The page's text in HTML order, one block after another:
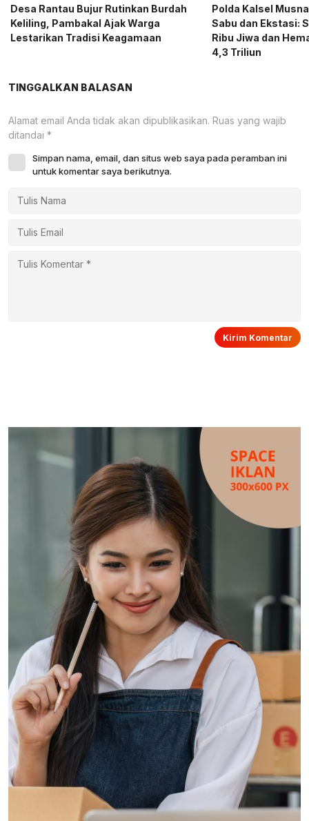
Desa Rantau Bujur Rutinkan Burdah
Keliling, Pambakal Ajak Warga
Lestarikan Tradisi Keagamaan
Polda Kalsel
Sabu dan Ekstasi:
Ribu Jiwa dan
4,3 Triliun
TINGGALKAN BALASAN
Alamat email Anda tidak akan dipublikasikan. Ruas yang wajib
ditandai *
Simpan nama, email, dan situs web saya pada peramban ini
untuk komentar saya berikutnya.